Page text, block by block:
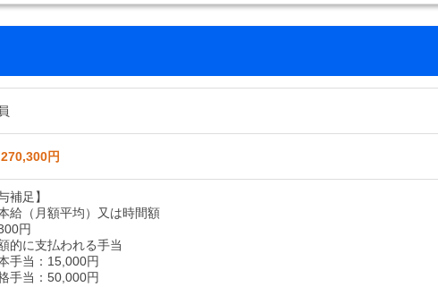
円
補足】
給（月額平均）又は時間額
円
的に支払われる手当
手当：15,000円
手当：50,000円